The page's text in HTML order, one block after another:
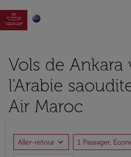

Vols de Ankara
l'Arabie
Air Maroc
Aller-retour expand_more 1 Passager,